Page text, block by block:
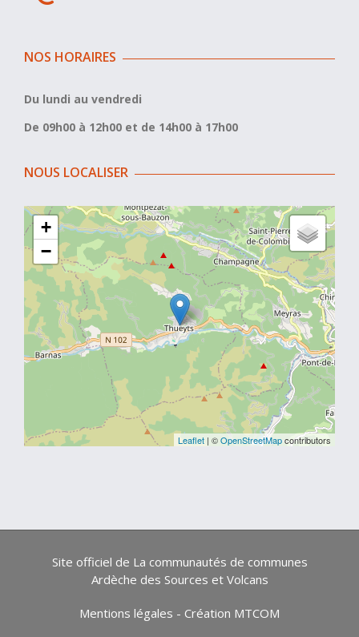
NOS HORAIRES
Du lundi au vendredi
De 09h00 à 12h00 et de 14h00 à 17h00
NOUS LOCALISER
+
−
Leaflet | ©OpenStreetMapcontributors
Site officiel de La communautés de communes
Ardèche des Sources et Volcans
Mentions légales - Création MTCOM